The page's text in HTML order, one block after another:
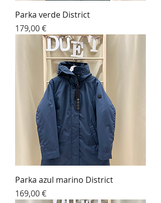
Parka verde District
Precio
179,00 €
Parka azul marino District
Precio
169,00 €